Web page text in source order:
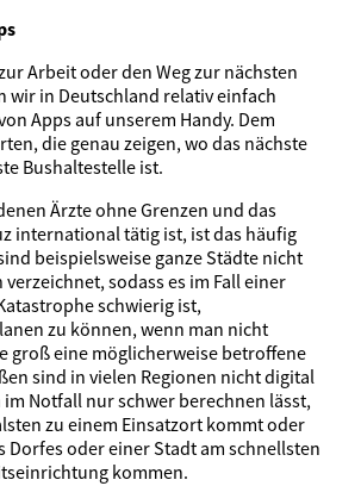
Arbeit oder den Weg zur nächsten
wir in Deutschland relativ einfach
Apps auf unserem Handy. Dem
die genau zeigen, wo das nächste
Bushaltestelle ist.
Ärzte ohne Grenzen und das
international tätig ist, ist das häufig
beispielsweise ganze Städte nicht
sodass es im Fall einer
schwierig ist,
zu können, wenn man nicht
groß eine möglicherweise betroffene
sind in vielen Regionen nicht digital
im Notfall nur schwer berechnen lässt,
zu einem Einsatzort kommt oder
Dorfes oder einer Stadt am schnellsten
kommen.